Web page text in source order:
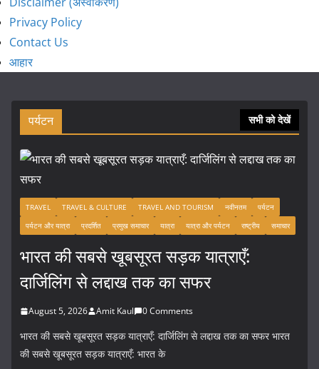
Privacy Policy
Contact Us
आहार
पर्यटन सभी को देखें
TRAVEL TRAVEL & CULTURE TRAVEL AND TOURISM नवीनतम
पर्यटन
पर्यटन और यात्रा
प्रदर्शित प्रमुख समाचार यात्रा यात्रा और पर्यटन राष्ट्रीय समाचार
भारत की सबसे खूबसूरत सड़क यात्राएँ:
दार्जिलिंग से लद्दाख तक का सफर
August 5, 2026 Amit Kaul 0 Comments
भारत की सबसे खूबसूरत सड़क यात्राएँ: दार्जिलिंग से लद्दाख तक का सफर भारत
की सबसे खूबसूरत सड़क यात्राएँ: भारत के